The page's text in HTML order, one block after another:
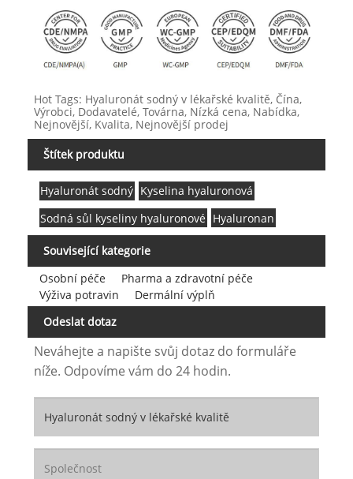
Hot Tags: Hyaluronát sodný v lékařské kvalitě, Čína,
Výrobci, Dodavatelé, Továrna, Nízká cena, Nabídka,
Nejnovější, Kvalita, Nejnovější prodej
Štítek produktu
Hyaluronát sodný Kyselina hyaluronová
Sodná sůl kyseliny hyaluronové Hyaluronan
Související kategorie
Osobní péče
Pharma a zdravotní péče
Výživa potravin
Dermální výplň
Odeslat dotaz
Neváhejte a napište svůj dotaz do formuláře
níže. Odpovíme vám do 24 hodin.